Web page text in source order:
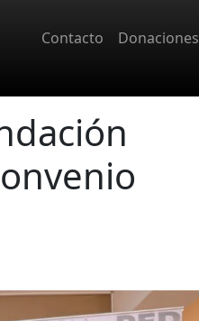
Contacto Donaciones